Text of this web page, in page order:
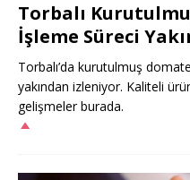
Torbalı
İşleme Süreci
Torbalı’da kurutulmuş
yakından izleniyor. Kaliteli
gelişmeler burada.